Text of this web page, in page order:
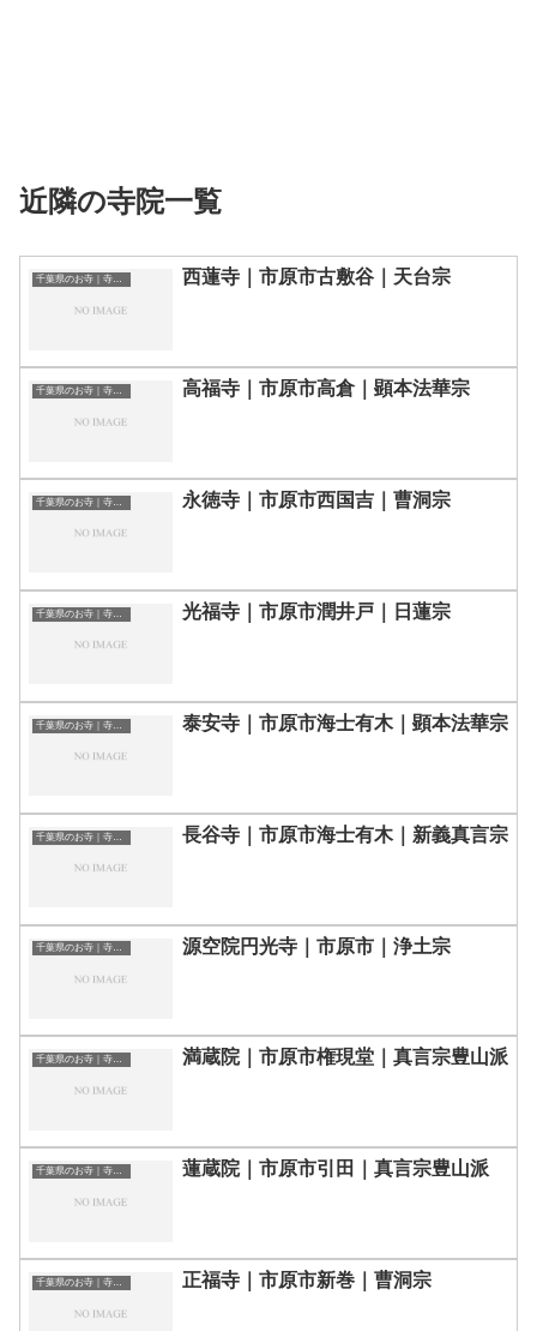
近隣の寺院一覧
千葉県のお寺｜寺院一覧 西蓮寺｜市原市古敷谷｜天台宗
千葉県のお寺｜寺院一覧 高福寺｜市原市高倉｜顕本法華宗
千葉県のお寺｜寺院一覧 永徳寺｜市原市西国吉｜曹洞宗
千葉県のお寺｜寺院一覧 光福寺｜市原市潤井戸｜日蓮宗
千葉県のお寺｜寺院一覧 泰安寺｜市原市海士有木｜顕本法華宗
千葉県のお寺｜寺院一覧 長谷寺｜市原市海士有木｜新義真言宗
千葉県のお寺｜寺院一覧 源空院円光寺｜市原市｜浄土宗
千葉県のお寺｜寺院一覧 満蔵院｜市原市権現堂｜真言宗豊山派
千葉県のお寺｜寺院一覧 蓮蔵院｜市原市引田｜真言宗豊山派
千葉県のお寺｜寺院一覧 正福寺｜市原市新巻｜曹洞宗